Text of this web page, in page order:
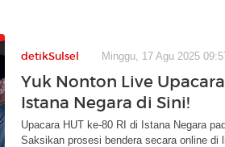
detikSulsel Minggu, 17 Agu 2025
Yuk Nonton Live
Istana Negara di Sini!
Upacara HUT ke-80 RI di Istana Negara
Saksikan prosesi bendera secara online di